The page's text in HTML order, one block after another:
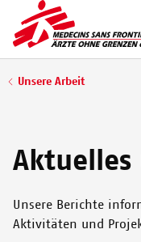
zum
Inhalt
Pfadnavigation
Unsere Arbeit
Unsere Berichte
Aktivitäten und